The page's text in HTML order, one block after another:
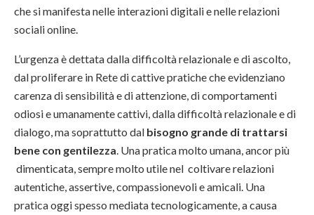
che si manifesta nelle interazioni digitali e nelle relazioni
sociali online.
L’urgenza è dettata dalla difficoltà relazionale e di ascolto,
dal proliferare in Rete di cattive pratiche che evidenziano
carenza di sensibilità e di attenzione, di comportamenti
odiosi e umanamente cattivi, dalla difficoltà relazionale e di
dialogo, ma soprattutto dal bisogno grande di trattarsi
bene con gentilezza . Una pratica molto umana, ancor più
dimenticata, sempre molto utile nel coltivare relazioni
autentiche, assertive, compassionevoli e amicali. Una
pratica oggi spesso mediata tecnologicamente, a causa